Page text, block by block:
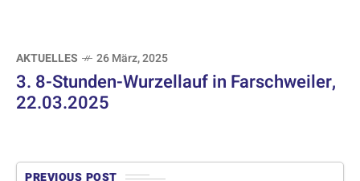
AKTUELLES 26 März, 2025
3. 8-Stunden-Wurzellauf in Farschweiler,
22.03.2025
PREVIOUS POST